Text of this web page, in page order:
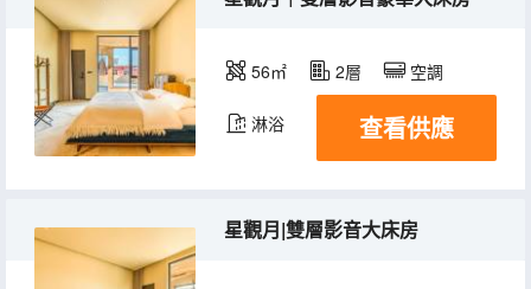
56㎡ 2層 空調
淋浴 查看供應
星觀月|雙層影音大床房